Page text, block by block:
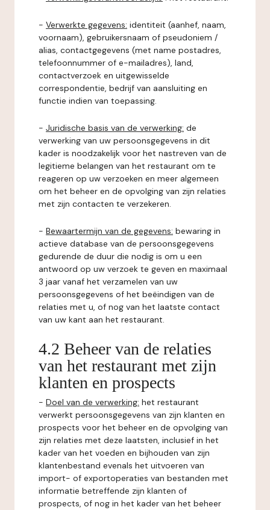
- Verwerkte gegevens: identiteit (aanhef, naam,
voornaam), gebruikersnaam of pseudoniem /
alias, contactgegevens (met name postadres,
telefoonnummer of e-mailadres), land,
contactverzoek en uitgewisselde
correspondentie, bedrijf van aansluiting en
functie indien van toepassing.
- Juridische basis van de verwerking: de
verwerking van uw persoonsgegevens in dit
kader is noodzakelijk voor het nastreven van de
legitieme belangen van het restaurant om te
reageren op uw verzoeken en meer algemeen
om het beheer en de opvolging van zijn relaties
met zijn contacten te verzekeren.
- Bewaartermijn van de gegevens: bewaring in
actieve database van de persoonsgegevens
gedurende de duur die nodig is om u een
antwoord op uw verzoek te geven en maximaal
3 jaar vanaf het verzamelen van uw
persoonsgegevens of het beëindigen van de
relaties met u, of nog van het laatste contact
van uw kant aan het restaurant.
4.2 Beheer van de relaties
van het restaurant met zijn
klanten en prospects
- Doel van de verwerking: het restaurant
verwerkt persoonsgegevens van zijn klanten en
prospects voor het beheer en de opvolging van
zijn relaties met deze laatsten, inclusief in het
kader van het voeden en bijhouden van zijn
klantenbestand evenals het uitvoeren van
import- of exportoperaties van bestanden met
informatie betreffende zijn klanten of
prospects, of nog in het kader van het beheer